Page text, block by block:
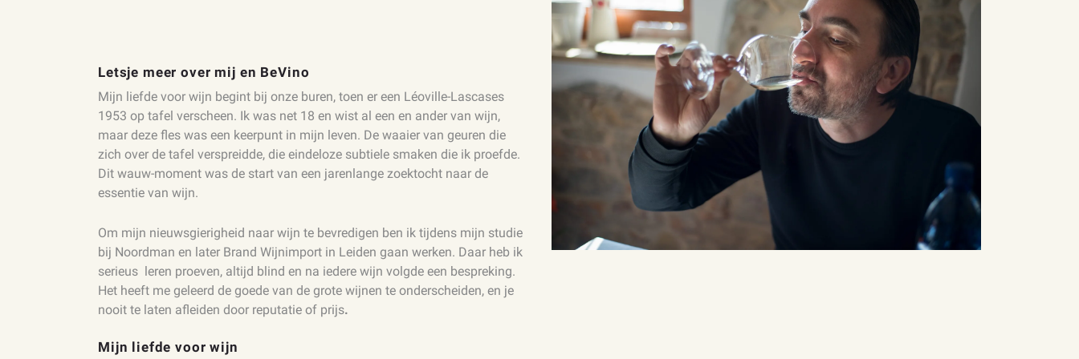
Letsje meer over mij en BeVino
Mijn liefde voor wijn begint bij onze buren, toen er een Léoville-Lascases
1953 op tafel verscheen. Ik was net 18 en wist al een en ander van wijn,
maar deze fles was een keerpunt in mijn leven. De waaier van geuren die
zich over de tafel verspreidde, die eindeloze subtiele smaken die ik proefde.
Dit wauw-moment was de start van een jarenlange zoektocht naar de
essentie van wijn.
Om mijn nieuwsgierigheid naar wijn te bevredigen ben ik tijdens mijn studie
bij Noordman en later Brand Wijnimport in Leiden gaan werken. Daar heb ik
serieus leren proeven, altijd blind en na iedere wijn volgde een bespreking.
Het heeft me geleerd de goede van de grote wijnen te onderscheiden, en je
nooit te laten afleiden door reputatie of prijs.
Mijn liefde voor wijn